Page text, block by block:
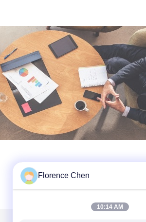
Florence Chen
10:14 AM